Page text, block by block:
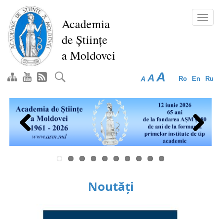
conţinutul
principal
Academia
de Științe
a Moldovei
Ro En Ru
A A A
Previous Next
Noutăți